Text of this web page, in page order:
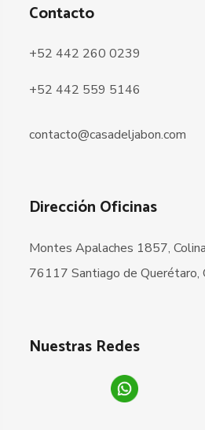
Contacto
+52 442 260 0239
+52 442 559 5146
contacto@casadeljabon.com
Dirección Oficinas
Montes Apalaches 1857,
76117 Santiago de Querétaro,
Nuestras Redes